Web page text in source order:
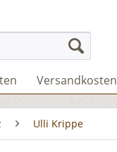
Versandkosten
Ulli Krippe